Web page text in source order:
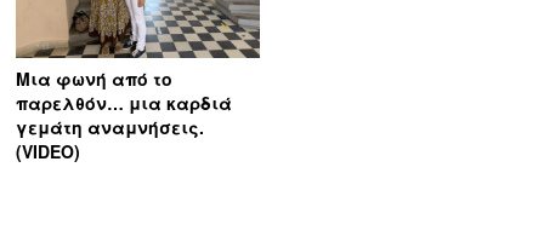
Μια φωνή από το
παρελθόν… μια καρδιά
γεμάτη αναμνήσεις.
(VIDEO)